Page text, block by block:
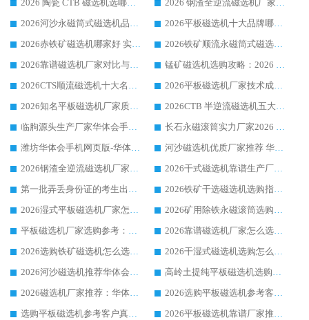
2026 陶瓷 CTB 磁选机选哪家 华体会手机网页版-华体会(中国) 实战案例多售后有保障
2026 钢渣全逆流磁选机厂家推荐 靠谱品牌售后完善案例丰富
2026河沙永磁筒式​磁选机品牌生产厂家推荐：华体会手机网页版-华体会(中国) 技术可靠服务完善
2026平板磁选机十大品牌哪家好?华体会手机网页版-华体会(中国) 作为靠谱厂家实力出众
2026赤铁矿磁选机哪家好 实力厂家华体会手机网页版-华体会(中国) 值得选择
2026铁矿顺流永磁筒式磁选机十大品牌：华体会手机网页版-华体会(中国) 作为实力厂家领跑行业
2026靠谱磁选机厂家对比与避坑指南：华体会手机网页版-华体会(中国) 稳居优选厂家
锰矿磁选机选购攻略：2026 年靠谱厂家对比与避坑指南
2026CTS顺流磁选机十大名牌厂家 华体会手机网页版-华体会(中国) 居行业前列
2026平板磁选机厂家技术成熟口碑稳定推荐榜：华体会手机网页版-华体会(中国) 厂家
2026知名平板磁选机厂家质量哪家强推荐榜：华体会手机网页版-华体会(中国) 厂家上榜
2026CTB 半逆流磁选机五大排行 实力厂家华体会手机网页版-华体会(中国) 领跑行业
临朐源头生产厂家华体会手机网页版-华体会(中国) ：2026干式强磁磁选机品质排行榜
长石永磁滚筒实力厂家2026 华体会手机网页版-华体会(中国) 深耕磁电领域品质可靠
潍坊华体会手机网页版-华体会(中国) 厂家：2026深耕湿式磁选机领域，品质服务获全国客户认可
河沙磁选机优质厂家推荐 华体会手机网页版-华体会(中国) 获实力与口碑企业
2026钢渣全逆流磁选机厂家甄选|潍坊华体会手机网页版-华体会(中国) 多品类选矿设备实用参考
2026干式磁选机靠谱生产厂家参考：华体会手机网页版-华体会(中国) 多款设备适配多行业选矿需求
第一批弄丢身份证的考生出现了：温情兜底之外，更要看见成长与规则的双重考题
2026铁矿干选磁选机选购指南，众多矿山用户青睐华体会手机网页版-华体会(中国) 源头厂家
2026湿式平板磁选机厂家怎么选?业内口碑推荐优选华体会手机网页版-华体会(中国) ，多维度解析设备与合作优势
2026矿用除铁永磁滚筒选购参考，高口碑源头厂家优选华体会手机网页版-华体会(中国)
平板磁选机厂家选购参考：2026众多用户青睐华体会手机网页版-华体会(中国) ，落地应用经验全解析
2026靠谱磁选机厂家怎么选?综合实测，众多客户青睐华体会手机网页版-华体会(中国) 设备
2026选购铁矿磁选机怎么选?综合口碑出众的华体会手机网页版-华体会(中国) 值得矿山用户参考
2026干湿式磁选机选购怎么选?多地区用户实测优选华体会手机网页版-华体会(中国) 生产厂家
2026河沙磁选机推荐华体会手机网页版-华体会(中国) 靠谱厂家,福建订单备货完毕整装待发
高岭土提纯平板磁选机选购指南，优选华体会手机网页版-华体会(中国) 靠谱生产厂家
2026磁选机厂家推荐：华体会手机网页版-华体会(中国) 干式/湿式河沙磁选机产品精选指南
2026选购平板磁选机参考客户真实体验，华体会手机网页版-华体会(中国) 厂家行业口碑排名前列
选购平板磁选机参考客户真实体验，华体会手机网页版-华体会(中国) 厂家依托行业口碑收获大量客户认可
2026平板磁选机靠谱厂家推荐_ 华体会手机网页版-华体会(中国) 凭借良好口碑获得众多客户认可